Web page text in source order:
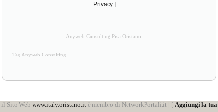
[ Privacy ]
Anyweb Consulting Pisa Oristano
Tag Anyweb Consulting
il Sito Web www.italy.oristano.itè membro di NetworkPortali.it | [ Aggiungi la tua